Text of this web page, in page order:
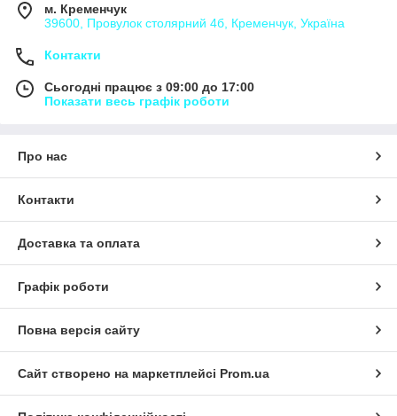
м. Кременчук
39600, Провулок столярний 4б, Кременчук, Україна
Контакти
Сьогодні працює з 09:00 до 17:00
Показати весь графік роботи
Про нас
Контакти
Доставка та оплата
Графік роботи
Повна версія сайту
Сайт створено на маркетплейсі Prom.ua